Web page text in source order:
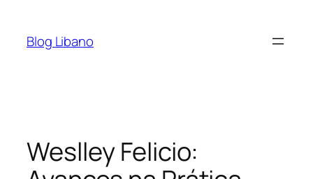
Blog Libano
Weslley Felicio: